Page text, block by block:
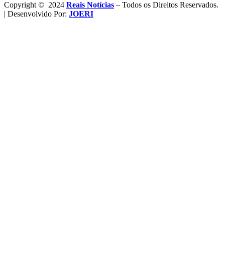
Copyright © 2024 Reais Notícias – Todos os Direitos Reservados.
| Desenvolvido Por: JOERI